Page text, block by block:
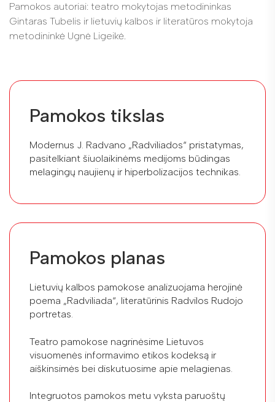
Pamokos autoriai: teatro mokytojas metodininkas
Gintaras Tubelis ir lietuvių kalbos ir literatūros mokytoja
metodininkė Ugnė Ligeikė.
Pamokos tikslas
Modernus J. Radvano „Radviliados“ pristatymas,
pasitelkiant šiuolaikinėms medijoms būdingas
melagingų naujienų ir hiperbolizacijos technikas.
Pamokos planas
Lietuvių kalbos pamokose analizuojama herojinė
poema „Radviliada“, literatūrinis Radvilos Rudojo
portretas.
Teatro pamokose nagrinėsime Lietuvos
visuomenės informavimo etikos kodeksą ir
aiškinsimės bei diskutuosime apie melagienas.
Integruotos pamokos metu vyksta paruoštų